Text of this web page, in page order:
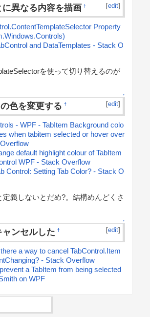
に異なる内容を描画 † [edit]
Property
and DataTemplates - Stack O
を使って切り替えるのが
↑
色を変更する † [edit]
- WPF - TabItem Background colo
when tabitem selected or hover over
default highlight colour of TabItem
WPF - Stack Overflow
Control: Setting Tab Color? - Stack O
定義しないとだめ?。結構めんどくさ
↑
ンセルした † [edit]
a way to cancel TabControl.Item
- Stack Overflow
a TabItem from being selected
on WPF